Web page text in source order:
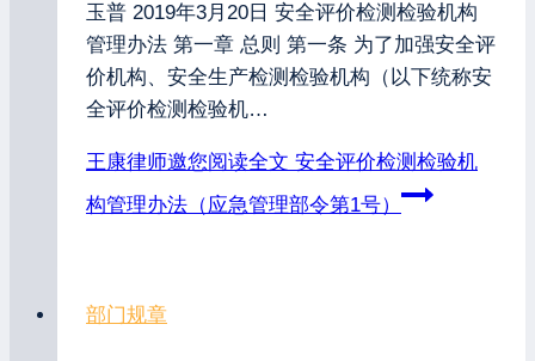
玉普 2019年3月20日 安全评价检测检验机构
管理办法 第一章 总则 第一条 为了加强安全评
价机构、安全生产检测检验机构（以下统称安
全评价检测检验机…
王康律师邀您阅读全文 安全评价检测检验机
构管理办法（应急管理部令第1号）
部门规章